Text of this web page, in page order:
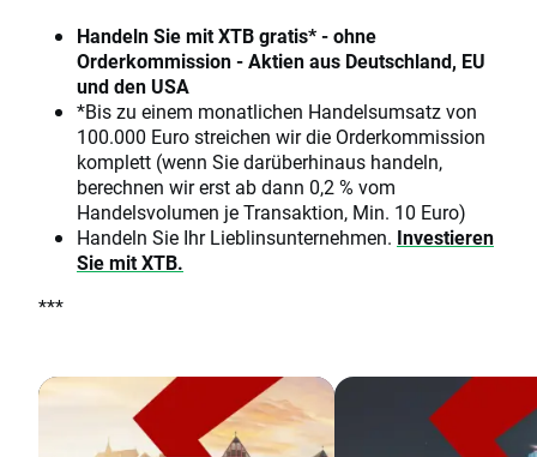
Handeln Sie mit XTB gratis* - ohne
Orderkommission - Aktien aus Deutschland, EU
und den USA
*Bis zu einem monatlichen Handelsumsatz von
100.000 Euro streichen wir die Orderkommission
komplett (wenn Sie darüberhinaus handeln,
berechnen wir erst ab dann 0,2 % vom
Handelsvolumen je Transaktion, Min. 10 Euro)
Handeln Sie Ihr Lieblinsunternehmen. Investieren
Sie mit XTB.
***